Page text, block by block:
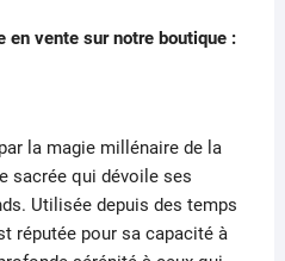
en vente sur notre boutique :
la magie millénaire de la
sacrée qui dévoile ses
Utilisée depuis des temps
réputée pour sa capacité à